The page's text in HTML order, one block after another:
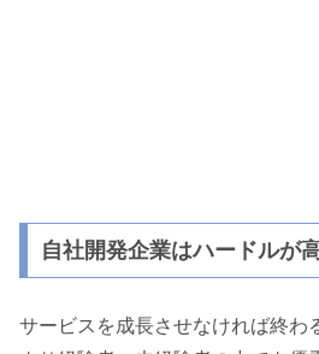
自社開発企業はハードルが
サービスを成長させなければ終わ